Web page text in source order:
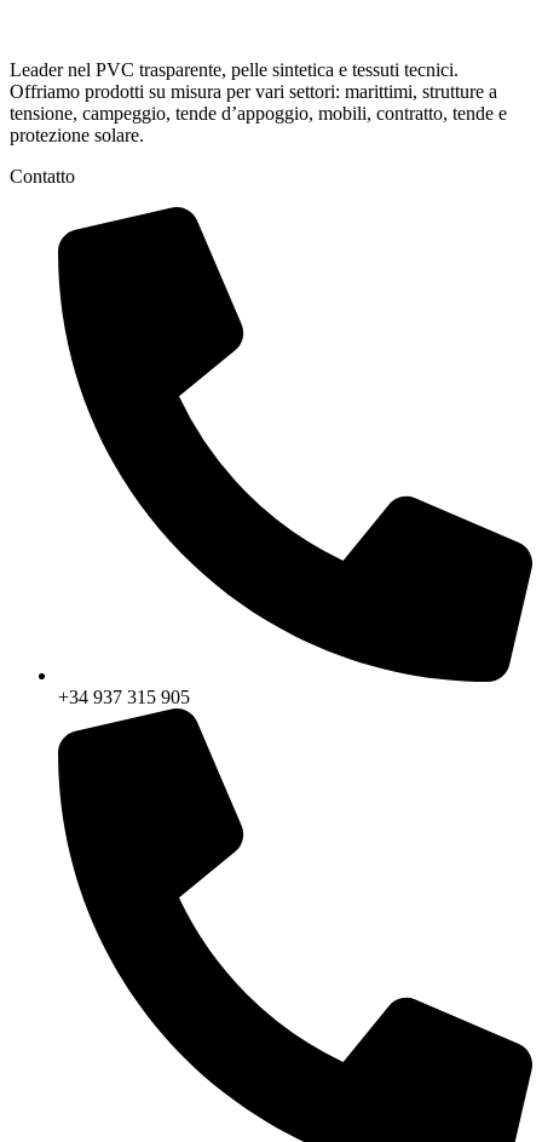
Leader nel PVC trasparente, pelle sintetica e tessuti tecnici.
Offriamo prodotti su misura per vari settori: marittimi, strutture a
tensione, campeggio, tende d’appoggio, mobili, contratto, tende e
protezione solare.
Contatto
+34 937 315 905